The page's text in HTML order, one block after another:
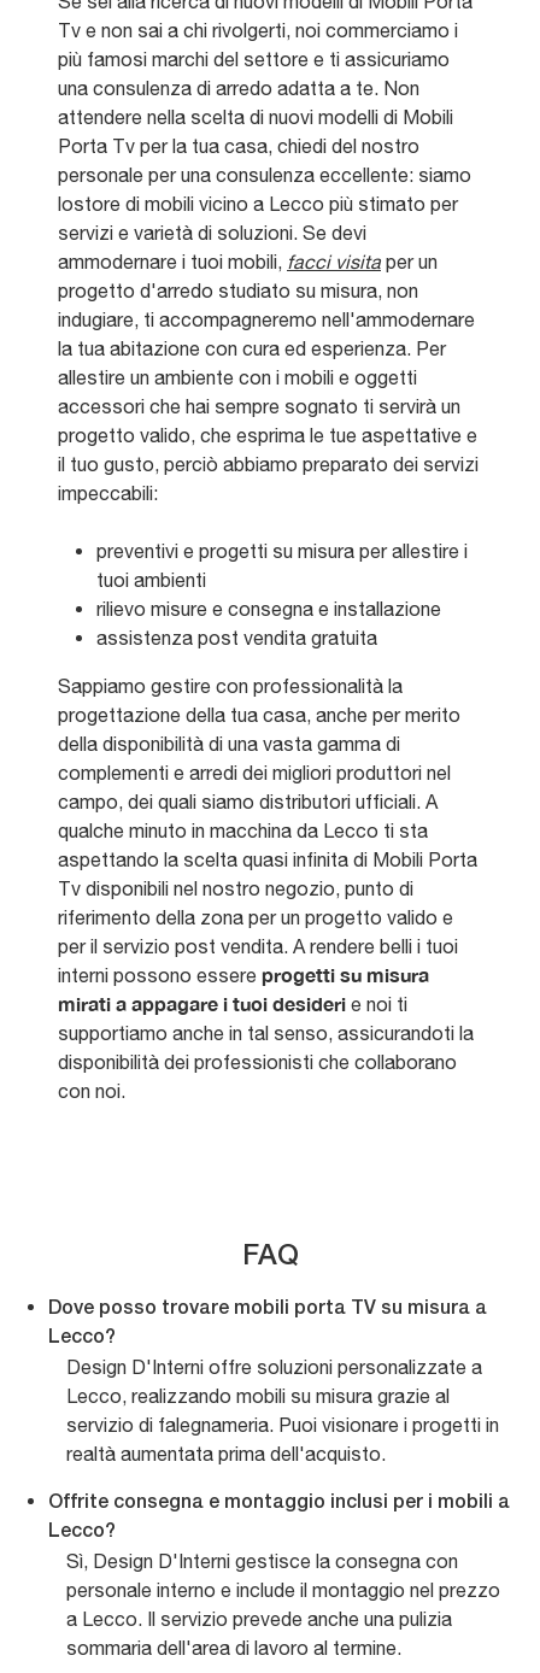
Tv e non sai a chi rivolgerti, noi commerciamo i
più famosi marchi del settore e ti assicuriamo
una consulenza di arredo adatta a te. Non
attendere nella scelta di nuovi modelli di Mobili
Porta Tv per la tua casa, chiedi del nostro
personale per una consulenza eccellente: siamo
lostore di mobili vicino a Lecco più stimato per
servizi e varietà di soluzioni. Se devi
ammodernare i tuoi mobili, facci visita per un
progetto d'arredo studiato su misura, non
indugiare, ti accompagneremo nell'ammodernare
la tua abitazione con cura ed esperienza. Per
allestire un ambiente con i mobili e oggetti
accessori che hai sempre sognato ti servirà un
progetto valido, che esprima le tue aspettative e
il tuo gusto, perciò abbiamo preparato dei servizi
impeccabili:
preventivi e progetti su misura per allestire i
tuoi ambienti
rilievo misure e consegna e installazione
assistenza post vendita gratuita
Sappiamo gestire con professionalità la
progettazione della tua casa, anche per merito
della disponibilità di una vasta gamma di
complementi e arredi dei migliori produttori nel
campo, dei quali siamo distributori ufficiali. A
qualche minuto in macchina da Lecco ti sta
aspettando la scelta quasi infinita di Mobili Porta
Tv disponibili nel nostro negozio, punto di
riferimento della zona per un progetto valido e
per il servizio post vendita. A rendere belli i tuoi
interni possono essere progetti su misura
mirati a appagare i tuoi desideri e noi ti
supportiamo anche in tal senso, assicurandoti la
disponibilità dei professionisti che collaborano
con noi.
FAQ
Dove posso trovare mobili porta TV su misura a
Lecco?
Design D'Interni offre soluzioni personalizzate a
Lecco, realizzando mobili su misura grazie al
servizio di falegnameria. Puoi visionare i progetti in
realtà aumentata prima dell'acquisto.
Offrite consegna e montaggio inclusi per i mobili a
Lecco?
Sì, Design D'Interni gestisce la consegna con
personale interno e include il montaggio nel prezzo
a Lecco. Il servizio prevede anche una pulizia
sommaria dell'area di lavoro al termine.